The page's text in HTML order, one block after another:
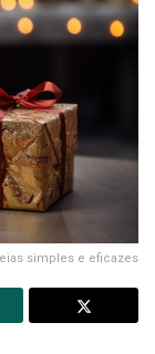
simples e eficazes